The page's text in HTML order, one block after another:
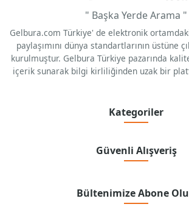
" Başka Yerde Arama "
Gelbura.com Türkiye' de elektronik
paylaşımını dünya standartlarının üstüne
kurulmuştur. Gelbura Türkiye pazarında
içerik sunarak bilgi kirliliğinden uzak bir
Kategoriler
Güvenli Alışveriş
Bültenimize Abone